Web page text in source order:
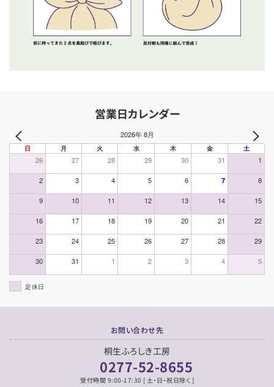
営業日カレンダー
2026年 8月
日 月 火 水 木 金 土
26 27 28 29 30 31 1
2 3 4 5 6 7 8
9 10 11 12 13 14 15
16 17 18 19 20 21 22
23 24 25 26 27 28 29
30 31 1 2 3 4 5
定休日
お問い合わせ先
桐生ふろしき工房
0277-52-8655
受付時間 9:00-17:30 [ 土・日・祝日除く ]